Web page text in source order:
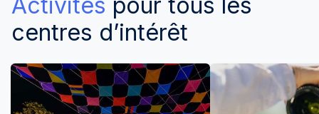
centres d’intérêt